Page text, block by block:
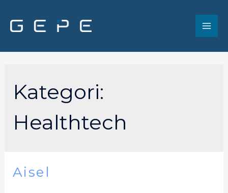
Kategori:
Healthtech
Aisel